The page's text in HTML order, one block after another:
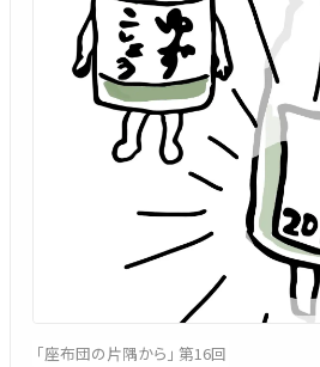
「座布団の片隅から」 第16回